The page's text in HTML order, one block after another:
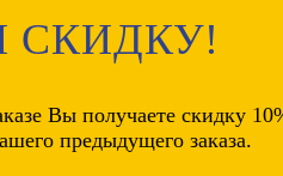
СКИДКУ!
Вы получаете скидку
предыдущего заказа.